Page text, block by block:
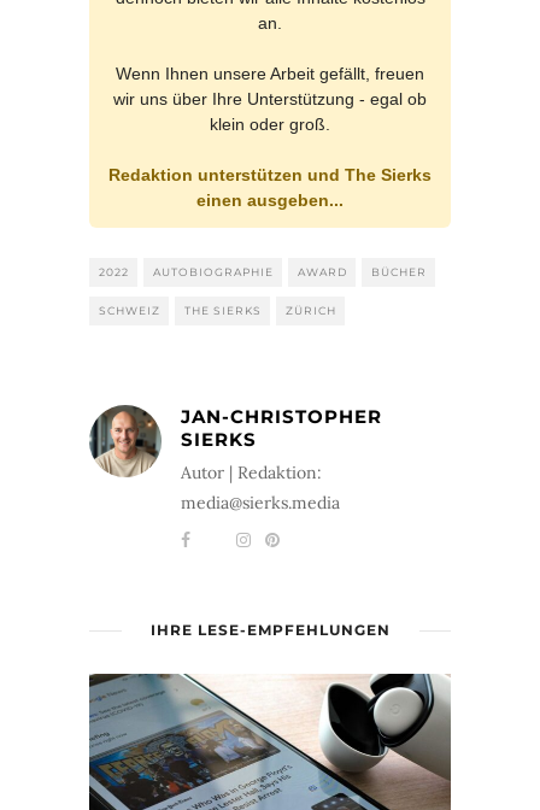
an.
Wenn Ihnen unsere Arbeit gefällt, freuen
wir uns über Ihre Unterstützung - egal ob
klein oder groß.
Redaktion unterstützen und The Sierks
einen ausgeben...
2022 AUTOBIOGRAPHIE AWARD BÜCHER
SCHWEIZ THE SIERKS ZÜRICH
JAN-CHRISTOPHER
SIERKS
Autor | Redaktion:
media@sierks.media
IHRE LESE-EMPFEHLUNGEN